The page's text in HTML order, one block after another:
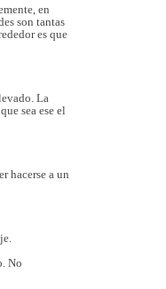
en
son tantas
es que
La
sea ese el
hacerse a un
No